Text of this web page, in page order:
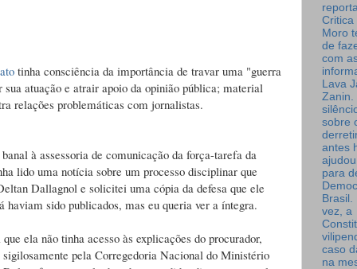
tinha consciência da importância de travar uma "guerra
atuação e atrair apoio da opinião pública; material
relações problemáticas com jornalistas.
à assessoria de comunicação da força-tarefa da
lido uma notícia sobre um processo disciplinar que
Dallagnol e solicitei uma cópia da defesa que ele
haviam sido publicados, mas eu queria ver a íntegra.
ela não tinha acesso às explicações do procurador,
pela Corregedoria Nacional do Ministério
Critica
Moro
de
com
Lava
Zanin.
sobre
antes
para
Brasil.
vez, a
caso
na